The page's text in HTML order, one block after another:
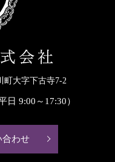
町大字下古寺7-2
日 9:00～17:30）
合わせ